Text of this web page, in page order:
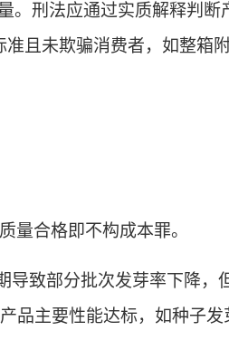
。刑法应通过实质解释判断
准且未欺骗消费者， 如整箱
量合格即不构成本罪。
致部分批次发芽率下降，
品主要性能达标， 如种子发